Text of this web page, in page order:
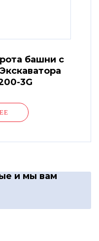
башни с
3G
и мы вам